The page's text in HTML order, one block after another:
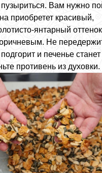
пузыриться. Вам нужно
приобретет красивый,
янтарный
Не
и печенье станет
противень из духовки.